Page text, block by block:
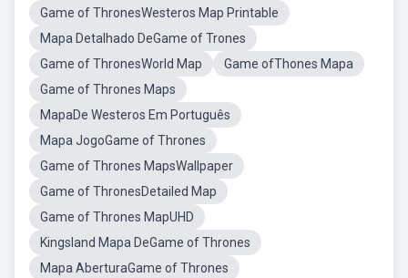
Game of ThronesWesteros Map Printable
Mapa Detalhado DeGame of Trones
Game of ThronesWorld Map
Game ofThones Mapa
Game of Thrones Maps
MapaDe Westeros Em Português
Mapa JogoGame of Thrones
Game of Thrones MapsWallpaper
Game of ThronesDetailed Map
Game of Thrones MapUHD
Kingsland Mapa DeGame of Thrones
Mapa AberturaGame of Thrones